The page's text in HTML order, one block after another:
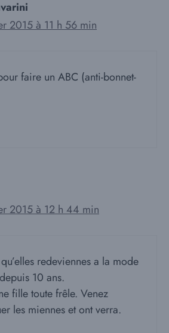
2015 à 11 h 56 min
faire un ABC (anti-bonnet-
2015 à 12 h 44 min
qu’elles redeviennes a la mode
10 ans.
fille toute frêle. Venez
les miennes et ont verra.